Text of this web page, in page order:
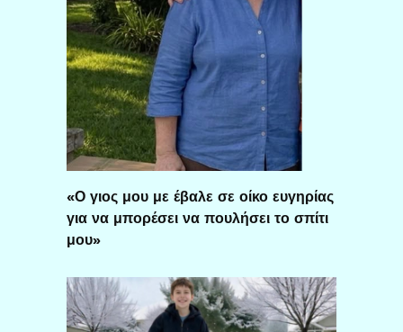
«Ο γιος μου με έβαλε σε οίκο ευγηρίας
για να μπορέσει να πουλήσει το σπίτι
μου»